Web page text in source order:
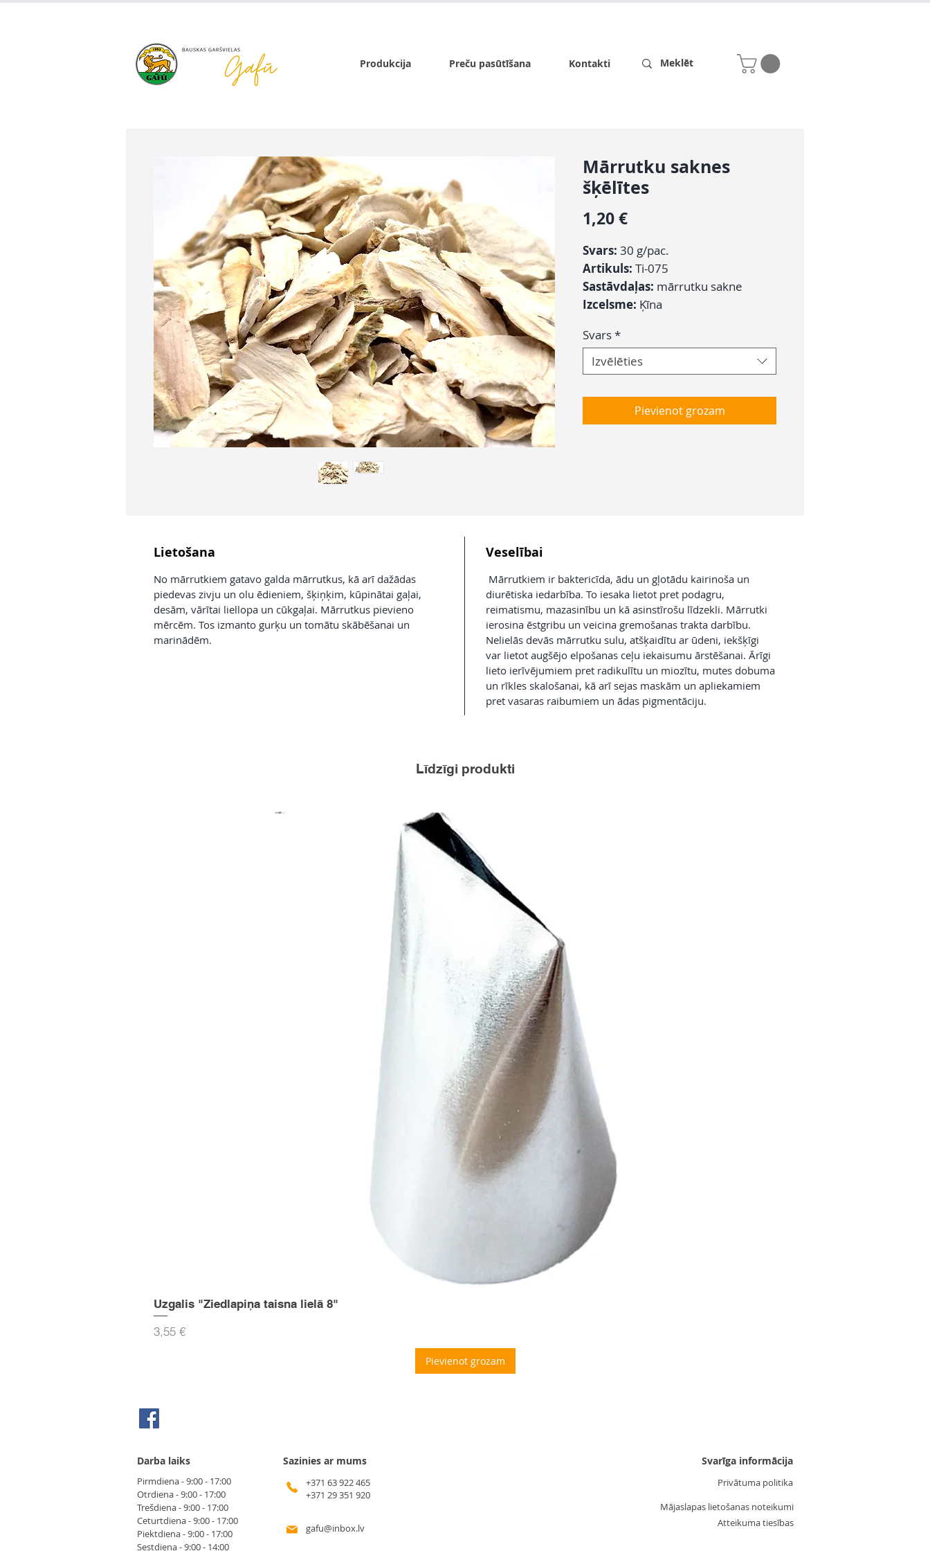
Produkcija Preču pasūtīšana Kontakti
Mārrutku saknes
šķēlītes
1,20 €Cena
Svars: 30 g/pac.
Artikuls: Ti-075
Sastāvdaļas: mārrutku sakne
Izcelsme: Ķīna
Svars*
Izvēlēties
Pievienot grozam
Lietošana
No mārrutkiem gatavo galda mārrutkus, kā arī dažādas
piedevas zivju un olu ēdieniem, šķiņķim, kūpinātai gaļai,
desām, vārītai liellopa un cūkgaļai. Mārrutkus pievieno
mērcēm. Tos izmanto gurķu un tomātu skābēšanai un
marinādēm.
Veselībai
Mārrutkiem ir baktericīda, ādu un gļotādu kairinoša un
diurētiska iedarbība. To iesaka lietot pret podagru,
reimatismu, mazasinību un kā asinstīrošu līdzekli. Mārrutki
ierosina ēstgribu un veicina gremošanas trakta darbību.
Nelielās devās mārrutku sulu, atšķaidītu ar ūdeni, iekšķīgi
var lietot augšējo elpošanas ceļu iekaisumu ārstēšanai. Ārīgi
lieto ierīvējumiem pret radikulītu un miozītu, mutes dobuma
un rīkles skalošanai, kā arī sejas maskām un apliekamiem
pret vasaras raibumiem un ādas pigmentāciju.
Līdzīgi produkti
Uzgalis "Ziedlapiņa taisna lielā 8"
Cena
3,55 €
Pievienot grozam
Darba laiks
Pirmdiena - 9:00 - 17:00
Otrdiena - 9:00 - 17:00
Trešdiena - 9:00 - 17:00
Ceturtdiena - 9:00 - 17:00
Piektdiena - 9:00 - 17:00
Sestdiena - 9:00 - 14:00
Sazinies ar mums
+371 63 922 465
+371 29 351 920
gafu@inbox.lv
Svarīga informācija
Privātuma politika
Mājaslapas lietošanas noteikumi
Atteikuma tiesības